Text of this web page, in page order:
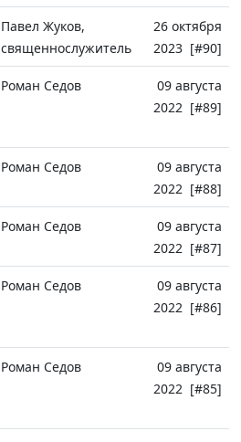
Павел Жуков,
священнослужитель
26 октября
2023 [#90]
Роман Седов
09 августа
2022 [#89]
Роман Седов
09 августа
2022 [#88]
Роман Седов
09 августа
2022 [#87]
Роман Седов
09 августа
2022 [#86]
Роман Седов
09 августа
2022 [#85]